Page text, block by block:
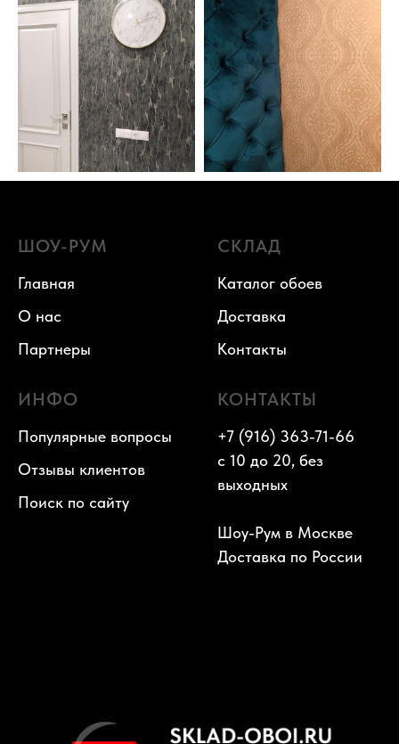
ШОУ-РУМ
Главная
О нас
Партнеры
СКЛАД
Каталог обоев
Доставка
Контакты
ИНФО
Популярные вопросы
Отзывы клиентов
Поиск по сайту
КОНТАКТЫ
+7 (916) 363-71-66
с 10 до 20, без
выходных
Шоу-Рум в Москве
Доставка по России